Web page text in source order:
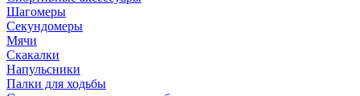
Шагомеры
Секундомеры
Мячи
Скакалки
Напульсники
Палки для ходьбы